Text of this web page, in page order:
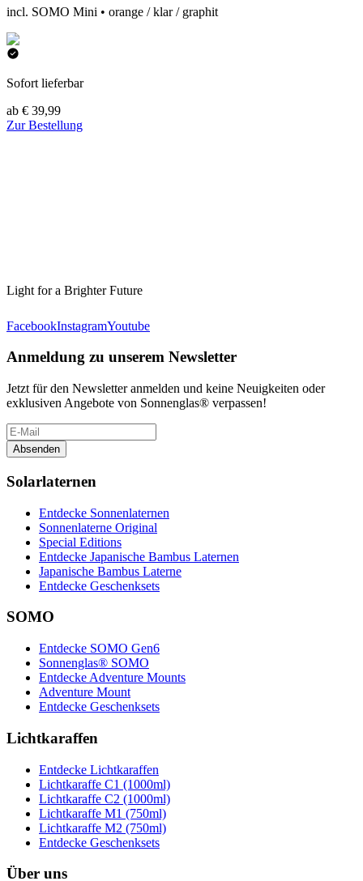
incl. SOMO Mini • orange / klar / graphit
Sofort lieferbar
ab € 39,99
Zur Bestellung
Light for a Brighter Future
FacebookInstagramYoutube
Anmeldung zu unserem Newsletter
Jetzt für den Newsletter anmelden und keine Neuigkeiten oder
exklusiven Angebote von Sonnenglas® verpassen!
Absenden
Solarlaternen
Entdecke Sonnenlaternen
Sonnenlaterne Original
Special Editions
Entdecke Japanische Bambus Laternen
Japanische Bambus Laterne
Entdecke Geschenksets
SOMO
Entdecke SOMO Gen6
Sonnenglas® SOMO
Entdecke Adventure Mounts
Adventure Mount
Entdecke Geschenksets
Lichtkaraffen
Entdecke Lichtkaraffen
Lichtkaraffe C1 (1000ml)
Lichtkaraffe C2 (1000ml)
Lichtkaraffe M1 (750ml)
Lichtkaraffe M2 (750ml)
Entdecke Geschenksets
Über uns